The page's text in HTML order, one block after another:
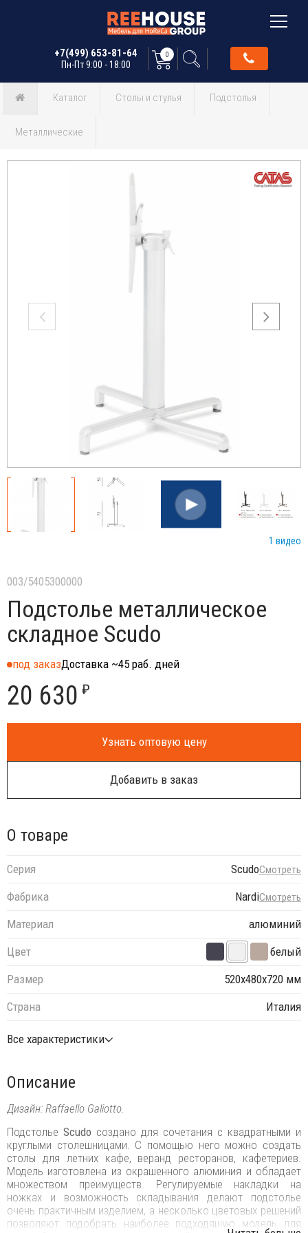
+7(499) 653-81-64
Пн-Пт 9:00 - 18:00
0
Каталог Столы и стулья Подстолья
Металлические
1 видео
003/5405300000
Подстолье металлическое
складное Scudo
под заказДоставка ~45 раб. дней
20 630 ₽
Узнать оптовую цену
Добавить в заказ
О товаре
Серия ScudoСмотреть
Фабрика NardiСмотреть
Материал
алюминий
Цвет
белый
Размер
520х480х720 мм
Страна
Италия
Все характеристики
Описание
Дизайн: Raffaello Galiotto.
Подстолье Scudo создано для сочетания с квадратными и
круглыми столешницами. С помощью него можно создать
столы для летних кафе, веранд ресторанов, кафетериев.
Модель изготовлена из окрашенного алюминия и обладает
множеством преимуществ. Регулируемые накладки на
ножках и возможность складывания делают подстолье
очень практичным изделием, а несколько цветовых решений
позволяют подобрать наиболее подходящую модель для